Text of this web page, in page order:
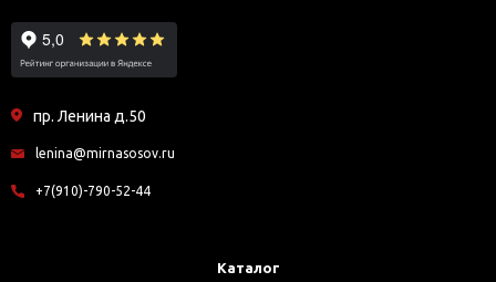
пр. Ленина д.50
lenina@mirnasosov.ru
+7(910)-790-52-44
Каталог